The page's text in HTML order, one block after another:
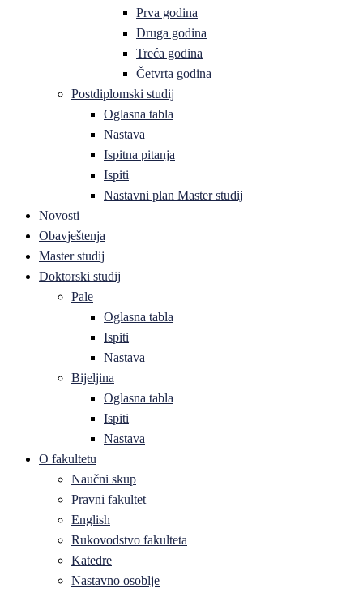
Prva godina
Druga godina
Treća godina
Četvrta godina
Postdiplomski studij
Oglasna tabla
Nastava
Ispitna pitanja
Ispiti
Nastavni plan Master studij
Novosti
Obavještenja
Master studij
Doktorski studij
Pale
Oglasna tabla
Ispiti
Nastava
Bijeljina
Oglasna tabla
Ispiti
Nastava
O fakultetu
Naučni skup
Pravni fakultet
English
Rukovodstvo fakulteta
Katedre
Nastavno osoblje